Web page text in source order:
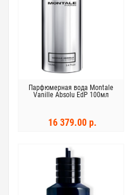
Парфюмерная вода Montale
Vanille Absolu EdP 100мл
16 379.00 р.